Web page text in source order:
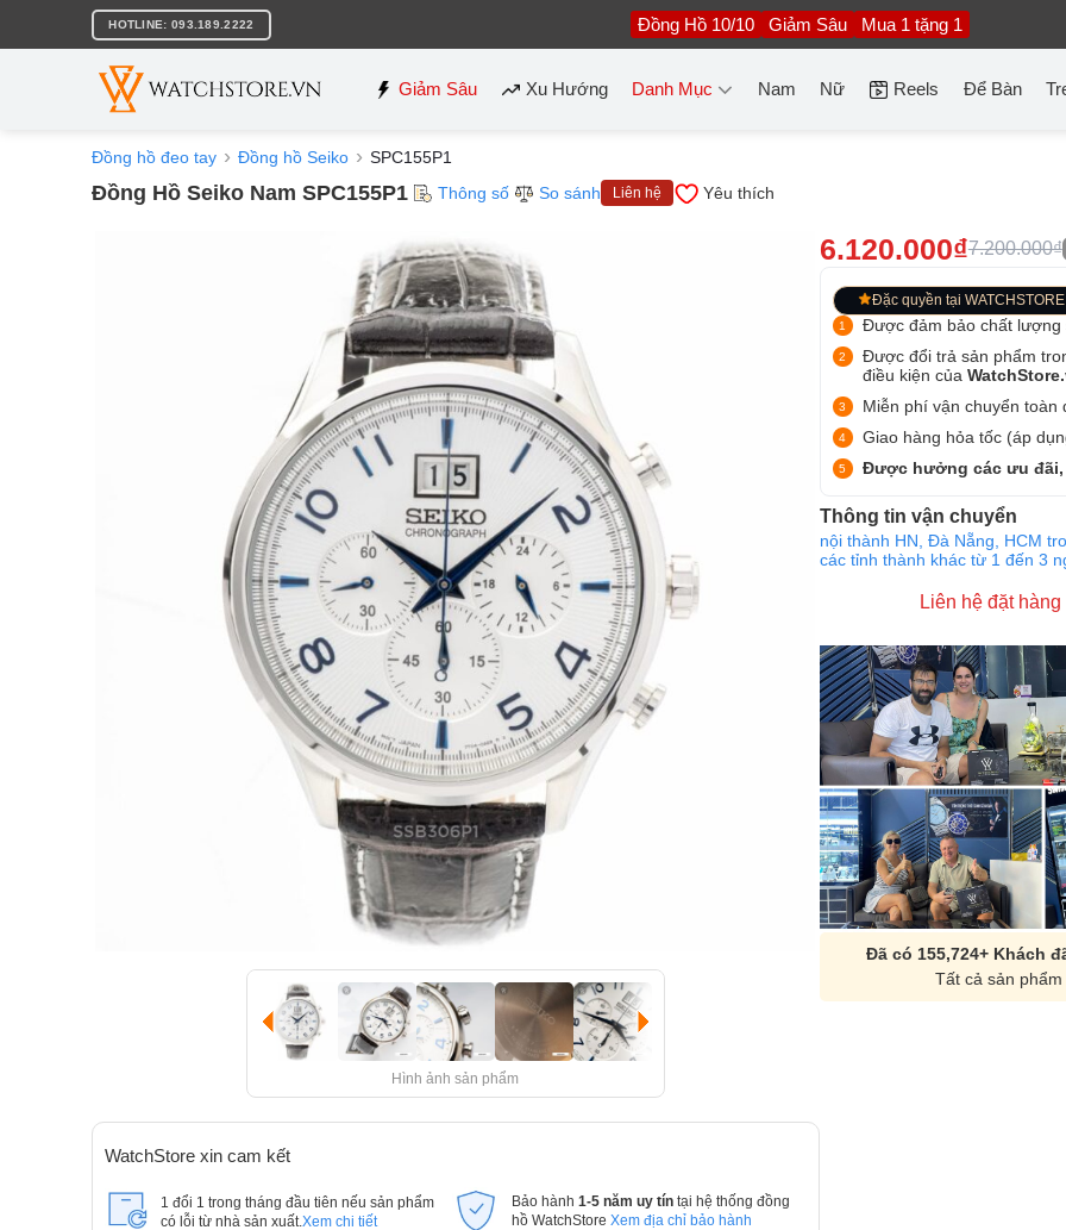
nội
HOTLINE: 093.189.2222 Đồng Hồ 10/10 Giảm Sâu Mua 1 tặng 1
Giảm Sâu Xu Hướng Danh Mục Nam Nữ Reels Để Bàn
Đồng hồ đeo tay Đồng hồ Seiko SPC155P1
Đồng Hồ Seiko Nam SPC155P1 Thông số So sánh Liên hệ Yêu thích
Hình ảnh sản phẩm
WatchStore xin cam kết
1 đổi 1 trong tháng đầu tiên nếu sản phẩm
có lỗi từ nhà sản xuất. Xem chi tiết
Bảo hành 1-5 năm uy tín tại hệ thống đồng
hồ WatchStore Xem địa chỉ bảo hành
6.120.000₫7.200.000₫
Đặc quyền tại WATCHSTORE
Được đảm bảo chất lượng
Được đổi trả sản phẩm
điều kiện của
Miễn phí vận chuyển toàn
Giao hàng hỏa tốc (áp
Được hưởng các ưu đãi,
Thông tin vận chuyển
nội thành HN, Đà Nẵng, HCM
các tỉnh thành khác từ 1 đến 3
Liên hệ đặt hàng
Đã có 155,724+ Khách
Tất cả sản